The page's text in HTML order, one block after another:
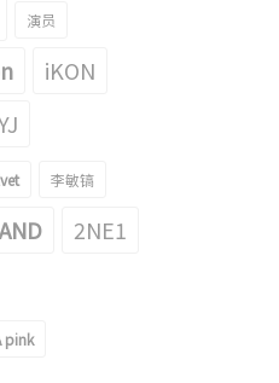
防弹少年团 j-hope的'W Korea'画报成
演员
iKON
李敏镐
2NE1
pink